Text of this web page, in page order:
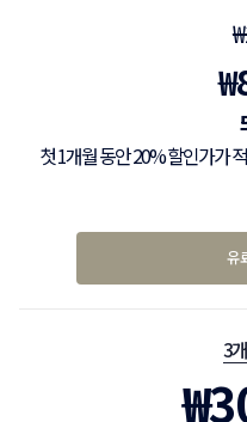
₩
₩
첫 1개월 동안 20% 할인가가
유
3
₩